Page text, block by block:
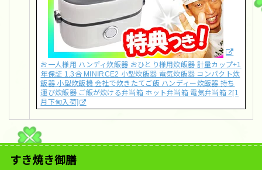
お一人様用 ハンディ炊飯器 おひとり様用炊飯器 計量カップ+1
年保証 1.3合 MINIRCE2 小型炊飯器 電気炊飯器 コンパクト炊
飯器 小型炊飯機 会社で炊きたてご飯 ハンディー炊飯器 持ち
運び炊飯器 ご飯が炊ける弁当箱 ホット弁当箱 電気弁当箱 2[1
月下旬入荷]
すき焼き御膳